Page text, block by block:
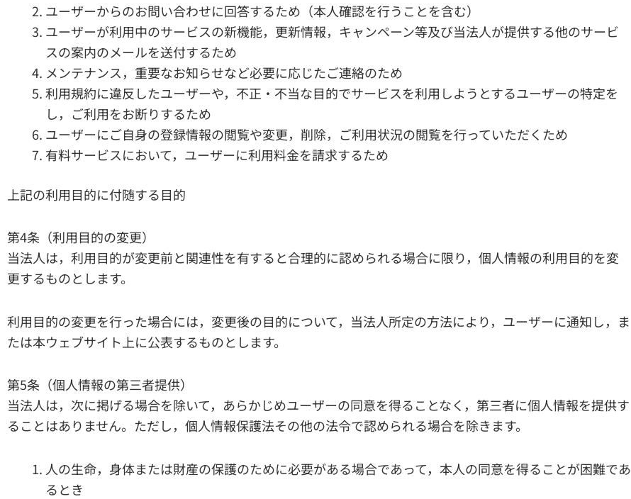
ユーザーからのお問い合わせに回答するため（本人確認を行うことを含む）
ユーザーが利用中のサービスの新機能，更新情報，キャンペーン等及び当法人が提供する他のサービ
スの案内のメールを送付するため
メンテナンス，重要なお知らせなど必要に応じたご連絡のため
利用規約に違反したユーザーや，不正・不当な目的でサービスを利用しようとするユーザーの特定を
し，ご利用をお断りするため
ユーザーにご自身の登録情報の閲覧や変更，削除，ご利用状況の閲覧を行っていただくため
有料サービスにおいて，ユーザーに利用料金を請求するため
上記の利用目的に付随する目的
第4条（利用目的の変更）
当法人は，利用目的が変更前と関連性を有すると合理的に認められる場合に限り，個人情報の利用目的を変
更するものとします。
利用目的の変更を行った場合には，変更後の目的について，当法人所定の方法により，ユーザーに通知し，ま
たは本ウェブサイト上に公表するものとします。
第5条（個人情報の第三者提供）
当法人は，次に掲げる場合を除いて，あらかじめユーザーの同意を得ることなく，第三者に個人情報を提供す
ることはありません。ただし，個人情報保護法その他の法令で認められる場合を除きます。
人の生命，身体または財産の保護のために必要がある場合であって，本人の同意を得ることが困難であ
るとき